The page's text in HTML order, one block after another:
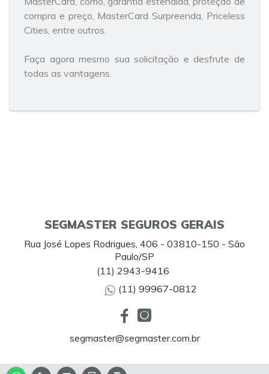
compra e preço, MasterCard Surpreenda, Priceless
Cities, entre outros.
Faça agora mesmo sua solicitação e desfrute de
todas as vantagens.
SEGMASTER SEGUROS GERAIS
Rua José Lopes Rodrigues, 406 - 03810-150 - São
Paulo/SP
(11) 2943-9416
(11) 99967-0812
segmaster@segmaster.com.br